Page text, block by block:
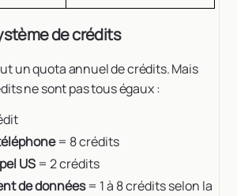
de crédits
un quota annuel de crédits. Mais
ne sont pas tous égaux :
= 8 crédits
US = 2 crédits
de données= 1 à 8 crédits selon la